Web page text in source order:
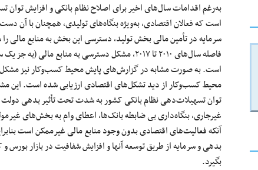
به‌رغم اقدامات سال‌های اخیر برای اصلاح نظام بانکی و افزایش
است که فعالان اقتصادی، به‌ویژه بنگاه‌های تولیدی، همچنان با آندست
سرمایه درتأمینمالی بخش تولید، دسترسی این بخش به منابع مالی را
فاصله سال‌های۲۰۱۰تا۲۰۱۷،مشکلدسترسی به منابع مالی (بهجزیک
است.بهصورتمشابه درگزارش‌هایپایش محیطکسب‌وکارنیز
محیطکسب‌وکاراز دیدتشکل‌هایاقتصادیارزیابیشدهاست. این
توانتسهیلات‌دهینظام بانکی کشوربهشدتتحتتأثیربدهی
غیرجاری،بنگاه‌داریبیضابطهبانک‌ها، اعطای وام بهبخش‌های
آنکهفعالیت‌هایاقتصادی بدون وجود منابع مالی غیرممکن است
بدهی و سرمایه از طریق توسعه آنها و افزایش شفافیت در بازار
بگیرد.